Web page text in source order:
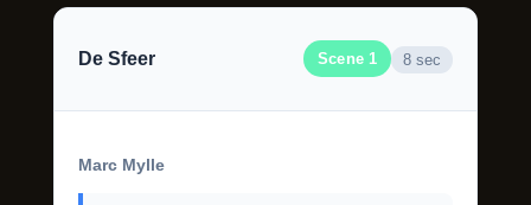
Scene 1
De Sfeer 8 sec
Marc Mylle